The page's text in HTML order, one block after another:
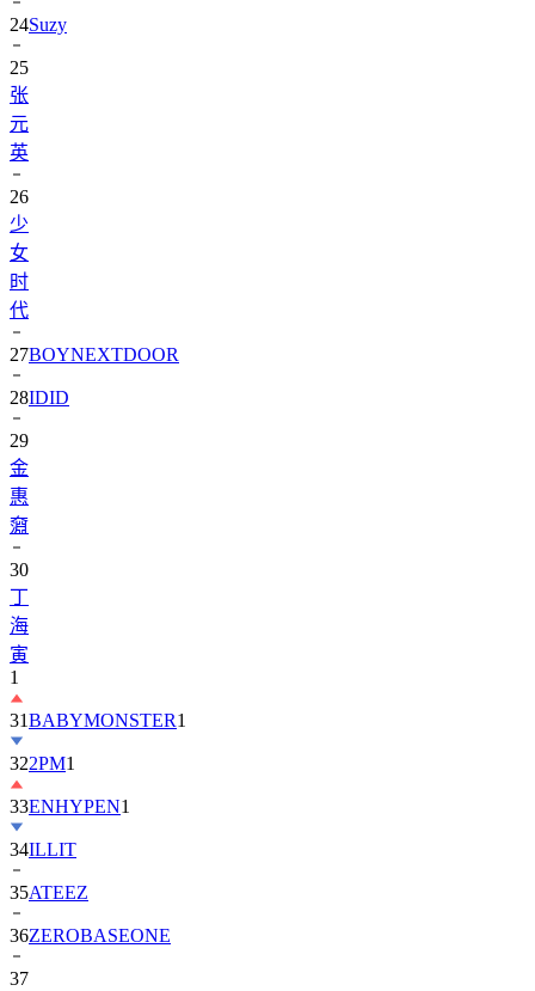
24Suzy
25
张
元
英
26
少
女
时
代
27BOYNEXTDOOR
28IDID
29
金
惠
奫
30
丁
海
寅
1
31BABYMONSTER1
322PM1
33ENHYPEN1
34ILLIT
35ATEEZ
36ZEROBASEONE
37